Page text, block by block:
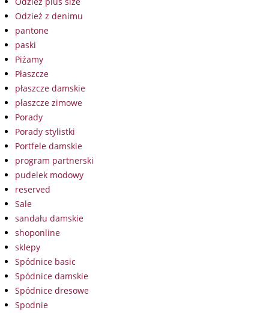
Odzież z denimu
pantone
paski
Piżamy
Płaszcze
płaszcze damskie
płaszcze zimowe
Porady
Porady stylistki
Portfele damskie
program partnerski
pudelek modowy
reserved
Sale
sandału damskie
shoponline
sklepy
Spódnice basic
Spódnice damskie
Spódnice dresowe
Spodnie